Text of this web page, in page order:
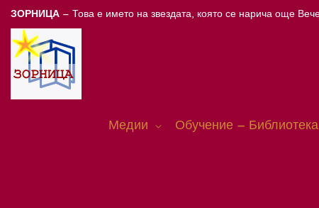
content
ЗОРНИЦА – Това е името на звездата, която се нарича още
Медии Обучение –